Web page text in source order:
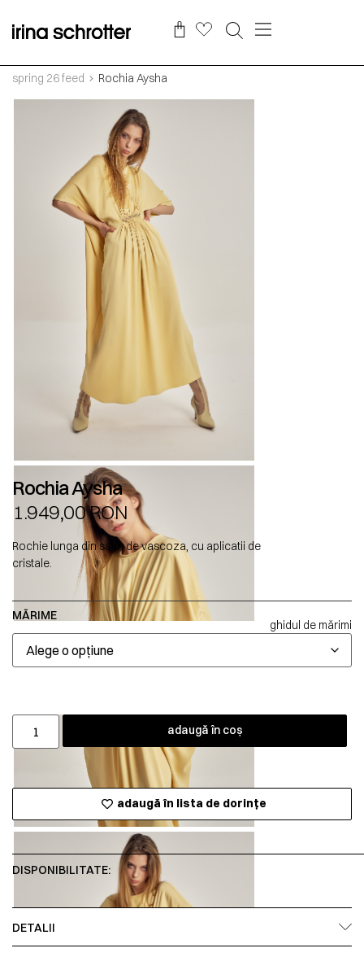
spring 26 feed Rochia Aysha
Rochia Aysha
1.949,00RON
Rochie lunga din satin de vascoza, cu aplicatii de
cristale.
MĂRIME
ghidul de mărimi
adaugă în coș
adaugă în lista de dorințe
DISPONIBILITATE:
DETALII